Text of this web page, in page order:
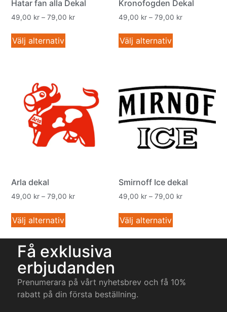
Hatar fan alla Dekal
49,00 kr – 79,00 kr
Välj alternativ
Kronofogden Dekal
49,00 kr – 79,00 kr
Välj alternativ
Arla dekal
49,00 kr – 79,00 kr
Välj alternativ
Smirnoff Ice dekal
49,00 kr – 79,00 kr
Välj alternativ
Få exklusiva
erbjudanden
Prenumerara på vårt nyhetsbrev och få 10%
rabatt på din första beställning.